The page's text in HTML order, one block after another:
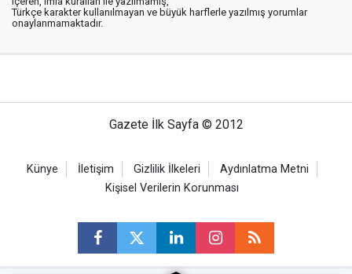
Türkçe karakter kullanılmayan ve büyük harflerle yazılmış yorumlar
onaylanmamaktadır.
Gazete İlk Sayfa © 2012
Künye İletişim Gizlilik İlkeleri
Aydınlatma Metni
Kişisel Verilerin Korunması